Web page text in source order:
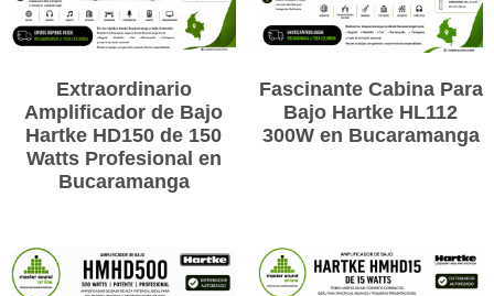
Extraordinario
Amplificador de Bajo
Hartke HD150 de 150
Watts Profesional en
Bucaramanga
Fascinante Cabina Para
Bajo Hartke HL112
300W en Bucaramanga